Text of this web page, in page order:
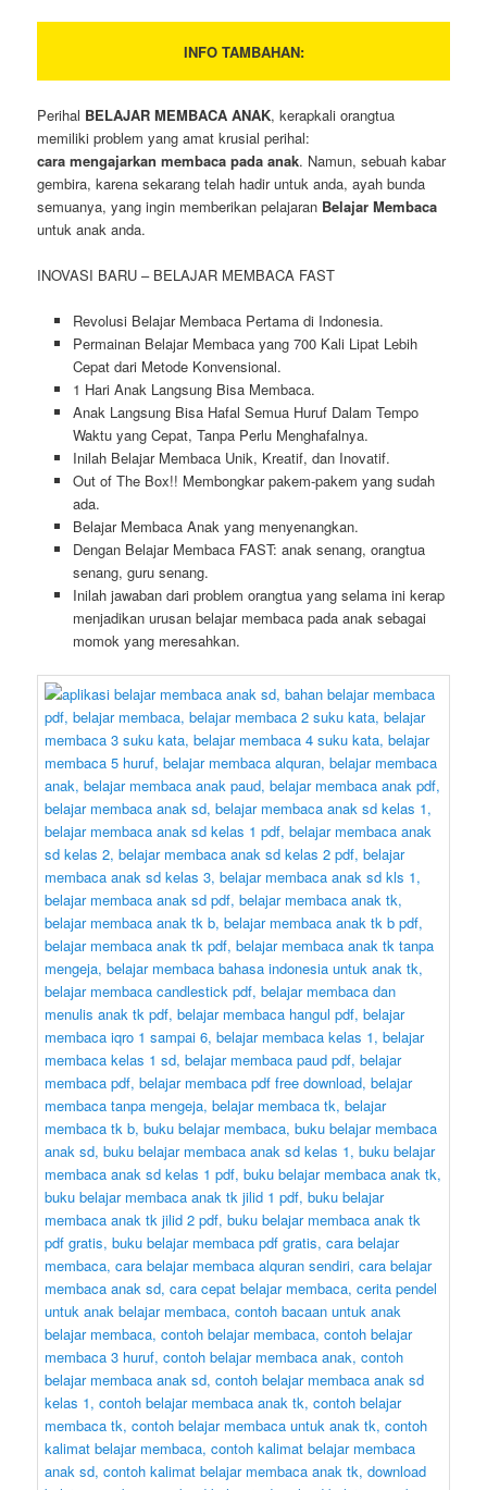
INFO TAMBAHAN:
Perihal BELAJAR MEMBACA ANAK, kerapkali orangtua
memiliki problem yang amat krusial perihal:
cara mengajarkan membaca pada anak. Namun, sebuah kabar
gembira, karena sekarang telah hadir untuk anda, ayah bunda
semuanya, yang ingin memberikan pelajaran Belajar Membaca
untuk anak anda.
INOVASI BARU – BELAJAR MEMBACA FAST
Revolusi Belajar Membaca Pertama di Indonesia.
Permainan Belajar Membaca yang 700 Kali Lipat Lebih
Cepat dari Metode Konvensional.
1 Hari Anak Langsung Bisa Membaca.
Anak Langsung Bisa Hafal Semua Huruf Dalam Tempo
Waktu yang Cepat, Tanpa Perlu Menghafalnya.
Inilah Belajar Membaca Unik, Kreatif, dan Inovatif.
Out of The Box!! Membongkar pakem-pakem yang sudah
ada.
Belajar Membaca Anak yang menyenangkan.
Dengan Belajar Membaca FAST: anak senang, orangtua
senang, guru senang.
Inilah jawaban dari problem orangtua yang selama ini kerap
menjadikan urusan belajar membaca pada anak sebagai
momok yang meresahkan.